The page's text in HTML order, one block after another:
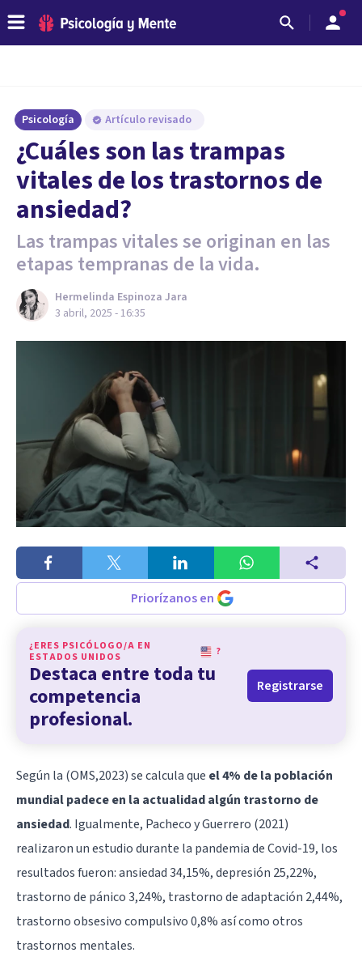
Psicología Artículo revisado
¿Cuáles son las trampas
vitales de los trastornos de
ansiedad?
Las trampas vitales se originan en las
etapas tempranas de la vida.
Hermelinda Espinoza Jara
3 abril, 2025 - 16:35
Priorízanos en
¿ERES PSICÓLOGO/A EN
ESTADOS UNIDOS
?
Destaca entre toda tu
competencia
profesional.
Registrarse
Según la (OMS,2023) se calcula que el 4% de la población
mundial padece en la actualidad algún trastorno de
ansiedad. Igualmente, Pacheco y Guerrero (2021)
realizaron un estudio durante la pandemia de Covid-19, los
resultados fueron: ansiedad 34,15%, depresión 25,22%,
trastorno de pánico 3,24%, trastorno de adaptación 2,44%,
trastorno obsesivo compulsivo 0,8% así como otros
trastornos mentales.